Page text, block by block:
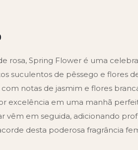
rosa, Spring Flower é uma
suculentos de pêssego e flores
notas de jasmim e flores
excelência em uma manhã
vêm em seguida, adicionando
desta poderosa fragrância